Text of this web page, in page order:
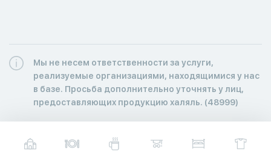
Мы не несем ответственности за услуги,
реализуемые организациями, находящимися у нас
в базе. Просьба дополнительно уточнять у лиц,
предоставляющих продукцию халяль. (48999)